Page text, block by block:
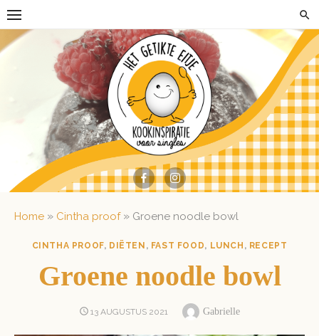
Skip
to
content
Home » Cintha proof» Groene noodle bowl
CINTHA PROOF, DIËTEN , FAST FOOD, LUNCH , RECEPT
Groene noodle bowl
POSTED
13 AUGUSTUS 2021 Author
Gabrielle